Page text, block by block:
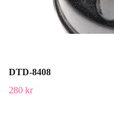
DTD-8408
280 kr